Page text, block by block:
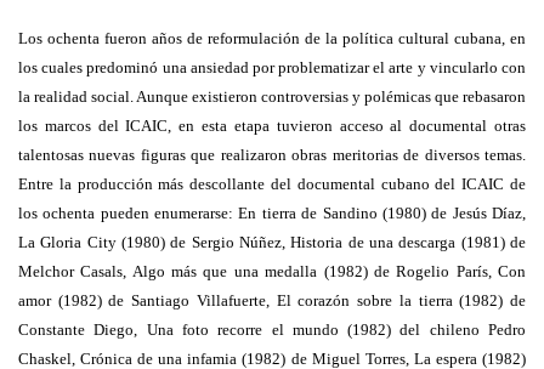
Los ochenta fueron años de reformulación de la política cultural cubana, en
los cuales predominó una ansiedad por problematizar el arte y vincularlo con
la realidad social. Aunque existieron controversias y polémicas que rebasaron
los marcos del ICAIC, en esta etapa tuvieron acceso al documental otras
talentosas nuevas figuras que realizaron obras meritorias de diversos temas.
Entre la producción más descollante del documental cubano del ICAIC de
los ochenta pueden enumerarse: En tierra de Sandino (1980) de Jesús Díaz,
La Gloria City (1980) de Sergio Núñez, Historia de una descarga (1981) de
Melchor Casals, Algo más que una medalla (1982) de Rogelio París, Con
amor (1982) de Santiago Villafuerte, El corazón sobre la tierra (1982) de
Constante Diego, Una foto recorre el mundo (1982) del chileno Pedro
Chaskel, Crónica de una infamia (1982) de Miguel Torres, La espera (1982)